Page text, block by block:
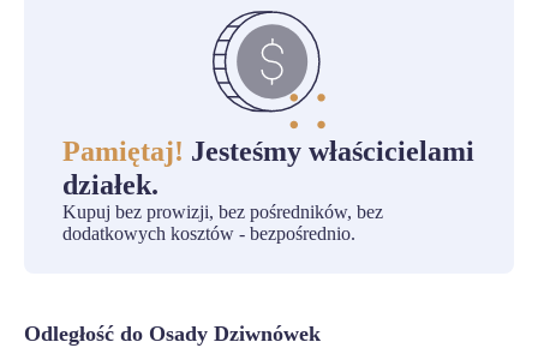
Pamiętaj! Jesteśmy właścicielami
działek.
Kupuj bez prowizji, bez pośredników, bez
dodatkowych kosztów - bezpośrednio.
Odległość do Osady Dziwnówek